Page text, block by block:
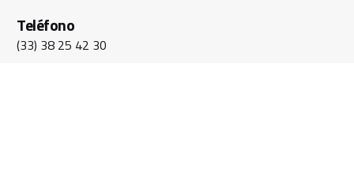
Teléfono
(33) 38 25 42 30